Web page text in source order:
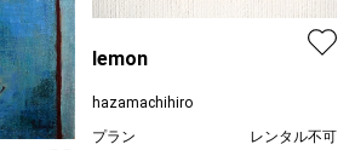
lemon
hazamachihiro
プラン
レンタル不可